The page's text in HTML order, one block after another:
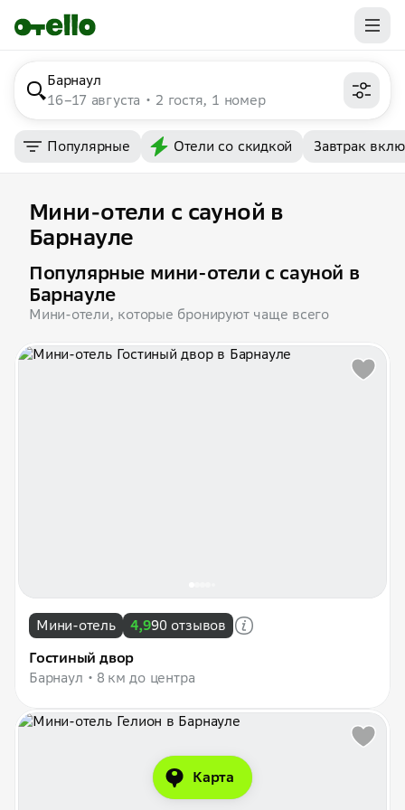
Барнаул
16–17 августа
2 гостя, 1 номер
Популярные Отели со скидкой Завтрак
Мини-отели с сауной в
Барнауле
Популярные мини-отели с сауной в
Барнауле
Мини-отели, которые бронируют чаще всего
Мини-отель 4,990 отзывов
Гостиный двор
Барнаул
8 км до центра
Карта